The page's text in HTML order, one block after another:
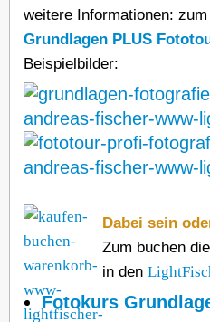
weitere Informationen: zum
Grundlagen PLUS
Beispielbilder:
Dabei sein
Zum buchen
in den
Fotokurs